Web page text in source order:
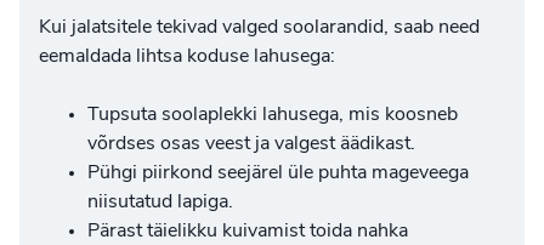
Kui jalatsitele tekivad valged soolarandid, saab need
eemaldada lihtsa koduse lahusega:
Tupsuta soolaplekki lahusega, mis koosneb
võrdses osas veest ja valgest äädikast.
Pühgi piirkond seejärel üle puhta mageveega
niisutatud lapiga.
Pärast täielikku kuivamist toida nahka